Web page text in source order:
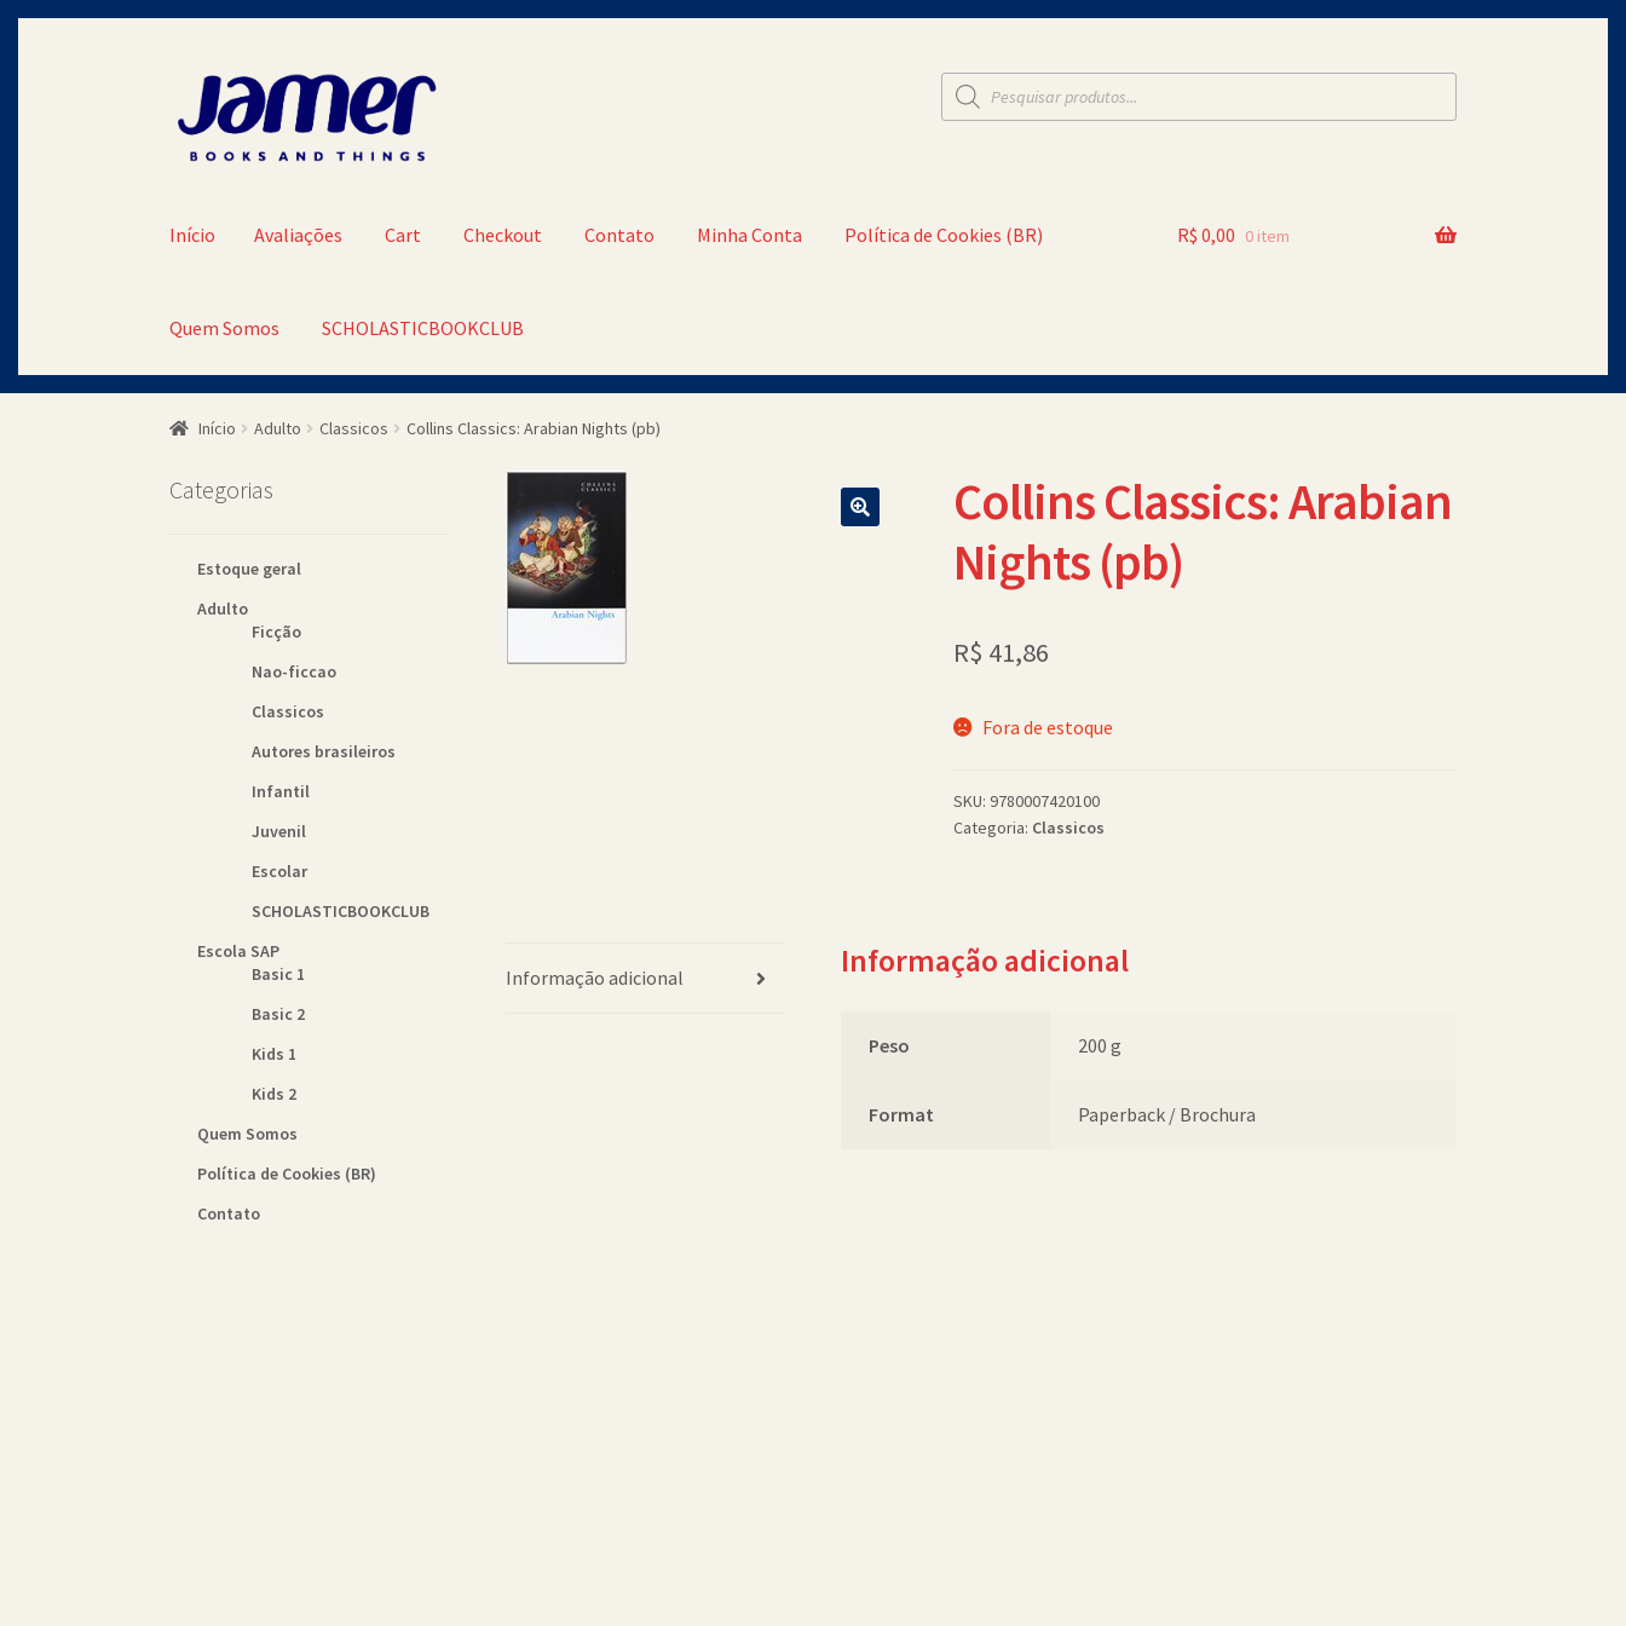
Pular
para
navegação
Pular
para
Pesquisar
produtos
Início Avaliações Cart Checkout Contato Minha Conta Política de Cookies (BR)
Quem Somos SCHOLASTICBOOKCLUB
R$ 0,00 0 item
Início Adulto Classicos Collins Classics: Arabian Nights (pb)
Collins Classics: Arabian
Nights (pb)
R$ 41,86
Fora de estoque
SKU: 9780007420100
Categoria: Classicos
Informação adicional Informação adicional
Peso 200 g
Format Paperback / Brochura
Categorias
Estoque geral
Adulto
Ficção
Nao-ficcao
Classicos
Autores brasileiros
Infantil
Juvenil
Escolar
SCHOLASTICBOOKCLUB
Escola SAP
Basic 1
Basic 2
Kids 1
Kids 2
Quem Somos
Política de Cookies (BR)
Contato